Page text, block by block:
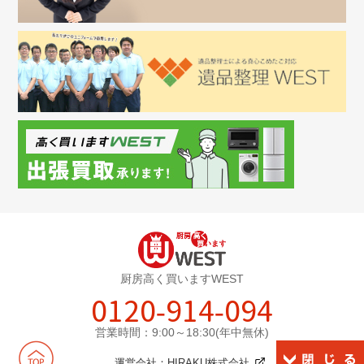
厨房高く買いますWEST
0120-914-094
営業時間：9:00～18:30(年中無休)